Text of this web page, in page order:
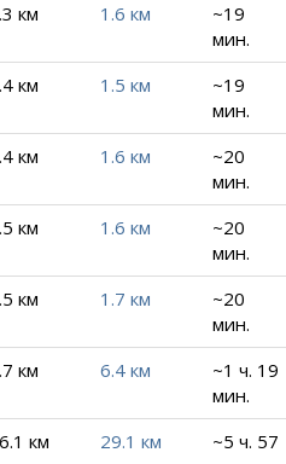
км 1.6 км
~19
мин.
км 1.5 км
~19
мин.
км 1.6 км
~20
мин.
км 1.6 км
~20
мин.
км 1.7 км
~20
мин.
км 6.4 км
~1 ч. 19
мин.
км 29.1 км
~5 ч. 57